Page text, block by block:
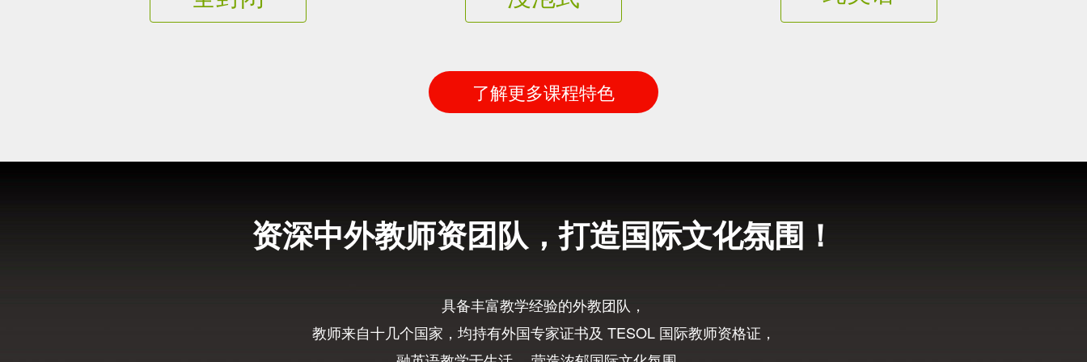
了解更多课程特色
资深中外教师资团队，打造国际文化氛围！
具备丰富教学经验的外教团队，
教师来自十几个国家，均持有外国专家证书及 TESOL 国际教师资格证，